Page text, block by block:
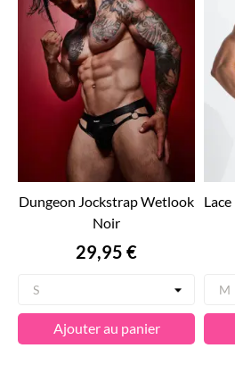
Dungeon Jockstrap Wetlook
Noir
Prix
29,95 €
Ajouter au panier